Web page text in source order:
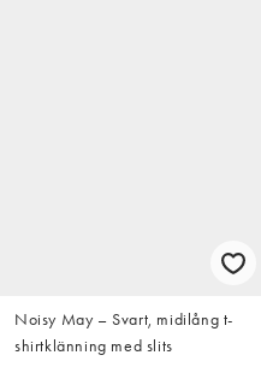
Noisy May – Svart, midilång t-
shirtklänning med slits